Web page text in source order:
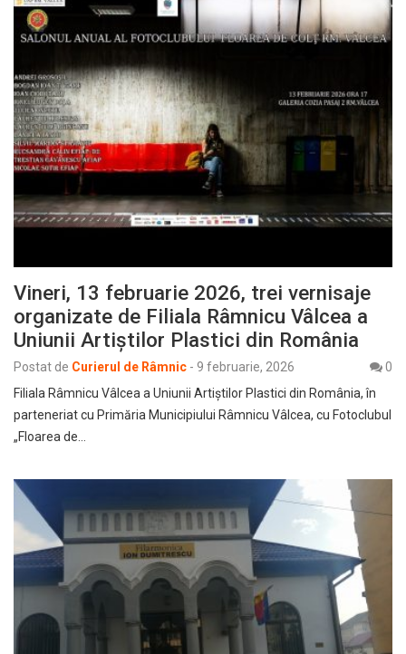
Vineri, 13 februarie 2026, trei vernisaje
organizate de Filiala Râmnicu Vâlcea a
Uniunii Artiștilor Plastici din România
Postat de Curierul de Râmnic - 9 februarie, 2026
0
Filiala Râmnicu Vâlcea a Uniunii Artiștilor Plastici din România, în
parteneriat cu Primăria Municipiului Râmnicu Vâlcea, cu Fotoclubul
„Floarea de…